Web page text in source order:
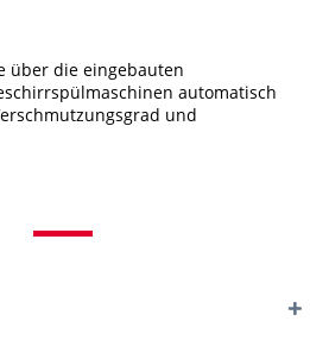
über die eingebauten
automatisch
und